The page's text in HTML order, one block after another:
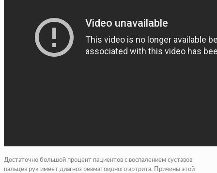
Достаточно большой процент пациентов с воспалением суставов
пальцев рук имеет диагноз ревматоидного артрита. Причины этой